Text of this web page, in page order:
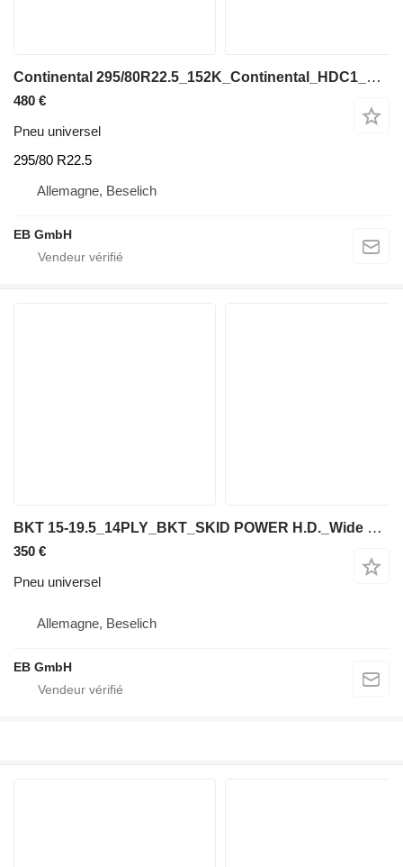
Continental 295/80R22.5_152K_Continental_HDC1_M+S_LKW_Baustelle_DOT:2018
480 €
Pneu universel
295/80 R22.5
Allemagne, Beselich
EB GmbH
BKT 15-19.5_14PLY_BKT_SKID POWER H.D._Wide Wall_TL_LR: G_NEU
350 €
Pneu universel
Allemagne, Beselich
EB GmbH